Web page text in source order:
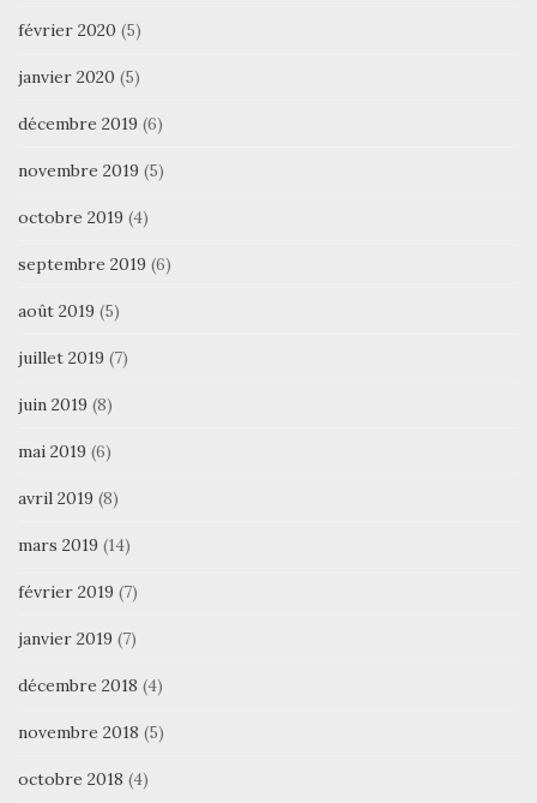
février 2020 (5)
janvier 2020 (5)
décembre 2019 (6)
novembre 2019 (5)
octobre 2019 (4)
septembre 2019 (6)
août 2019 (5)
juillet 2019 (7)
juin 2019 (8)
mai 2019 (6)
avril 2019 (8)
mars 2019 (14)
février 2019 (7)
janvier 2019 (7)
décembre 2018 (4)
novembre 2018 (5)
octobre 2018 (4)